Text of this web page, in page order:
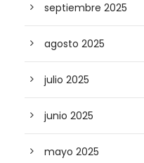
septiembre 2025
agosto 2025
julio 2025
junio 2025
mayo 2025